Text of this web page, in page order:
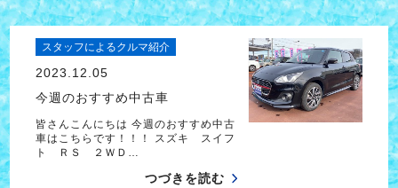
スタッフによるクルマ紹介
2023.12.05
今週のおすすめ中古車
皆さんこんにちは 今週のおすすめ中古
車はこちらです！！！ スズキ スイフ
ト ＲＳ ２ＷＤ…
つづきを読む